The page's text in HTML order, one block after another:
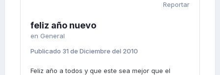
Reportar
feliz año nuevo
en General
Publicado 31 de Diciembre del 2010
Feliz año a todos y que este sea mejor que el